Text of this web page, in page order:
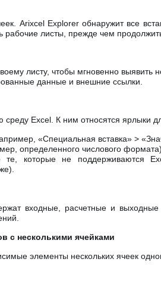
Arixcel Explorer обнаружит все
рабочие листы, прежде чем
листу, чтобы мгновенно выявить
данные и внешние ссылки.
Excel. К ним относятся ярлыки
«Специальная вставка» >
определенного числового
которые не поддерживаются
входные, расчетные и
с несколькими ячейками
элементы нескольких ячеек